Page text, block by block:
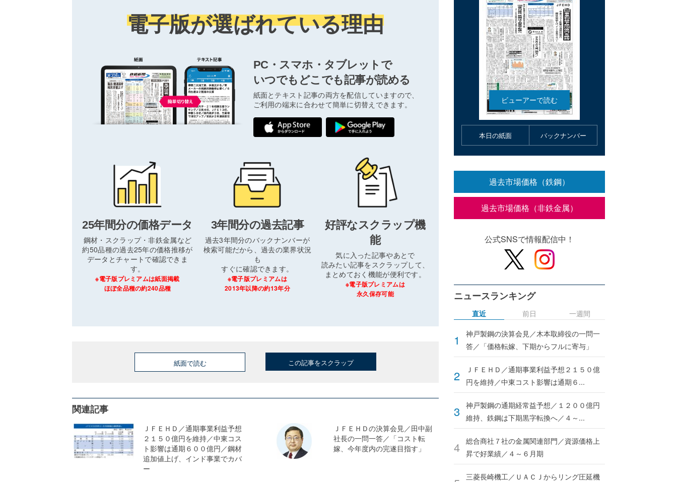
電子版が選ばれている理由
PC・スマホ・タブレットで
いつでもどこでも記事が読める
紙面とテキスト記事の両方を配信していますので、
ご利用の端末に合わせて簡単に切替えできます。
25年間分の価格データ
鋼材・スクラップ・非鉄金属など
約50品種の過去25年の価格推移が
データとチャートで確認できま
す。
※電子版プレミアムは紙面掲載
ほぼ全品種の約240品種
3年間分の過去記事
過去3年間分のバックナンバーが
検索可能だから、過去の業界状況
も
すぐに確認できます。
※電子版プレミアムは
2013年以降の約13年分
好評なスクラップ機
能
気に入った記事やあとで
読みたい記事をスクラップして、
まとめておく機能が便利です。
※電子版プレミアムは
永久保存可能
紙面で読む この記事をスクラップ
関連記事
ＪＦＥＨＤ／通期事業利益予想
２１５０億円を維持／中東コス
ト影響は通期６００億円／鋼材
追加値上げ、インド事業でカバ
ー
ＪＦＥＨＤの決算会見／田中副
社長の一問一答／「コスト転
嫁、今年度内の完遂目指す」
本日の紙面 バックナンバー
過去市場価格（鉄鋼）
過去市場価格（非鉄金属）
公式SNSで情報配信中！
ニュースランキング
直近
神戸製鋼の決算会見／木本取締役の一問一
答／「価格転嫁、下期からフルに寄与」
ＪＦＥＨＤ／通期事業利益予想２１５０億
円を維持／中東コスト影響は通期６...
神戸製鋼の通期経常益予想／１２００億円
維持、鉄鋼は下期黒字転換へ／４～...
総合商社７社の金属関連部門／資源価格上
昇で好業績／４～６月期
三菱長崎機工／ＵＡＣＪからリング圧延機
前日 一週間